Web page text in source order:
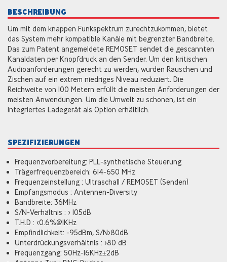
BESCHREIBUNG
Um mit dem knappen Funkspektrum zurechtzukommen, bietet
das System mehr kompatible Kanäle mit begrenzter Bandbreite.
Das zum Patent angemeldete REMOSET sendet die gescannten
Kanaldaten per Knopfdruck an den Sender. Um den kritischen
Audioanforderungen gerecht zu werden, wurden Rauschen und
Zischen auf ein extrem niedriges Niveau reduziert. Die
Reichweite von 100 Metern erfüllt die meisten Anforderungen der
meisten Anwendungen. Um die Umwelt zu schonen, ist ein
integriertes Ladegerät als Option erhältlich.
SPEZIFIZIERUNGEN
Frequenzvorbereitung: PLL-synthetische Steuerung
Trägerfrequenzbereich: 614~650 MHz
Frequenzeinstellung : Ultraschall / REMOSET (Senden)
Empfangsmodus : Antennen-Diversity
Bandbreite: 36MHz
S/N-Verhältnis : > 105dB
T.H.D : <0.6%@1KHz
Empfindlichkeit: -95dBm, S/N>80dB
Unterdrückungsverhältnis : >80 dB
Frequenzgang: 50Hz~16KHz±2dB